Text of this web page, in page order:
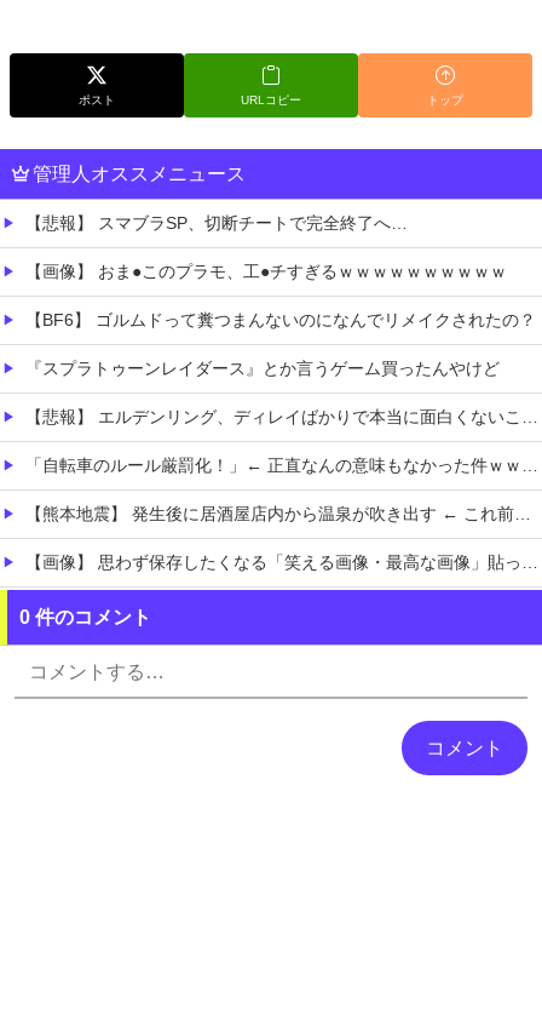
ポスト URLコピー トップ
管理人オススメニュース
【悲報】 スマブラSP、切断チートで完全終了へ…
【画像】 おま●このプラモ、工●チすぎるｗｗｗｗｗｗｗｗｗｗ
【BF6】 ゴルムドって糞つまんないのになんでリメイクされたの？
『スプラトゥーンレイダース』とか言うゲーム買ったんやけど
【悲報】 エルデンリング、ディレイばかりで本当に面白くないこのゲーム←賛同の声が多数…
「自転車のルール厳罰化！」← 正直なんの意味もなかった件ｗｗｗｗｗｗｗｗ
【熊本地震】 発生後に居酒屋店内から温泉が吹き出す ← これ前触れじゃね？
【画像】 思わず保存したくなる「笑える画像・最高な画像」貼っていけｗｗｗｗｗ
【ホロライブ】 シャインマスカットとかいう物体贈答品として優秀すぎるよな
0 件のコメント